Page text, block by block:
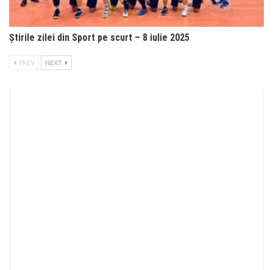
Știrile zilei din Sport pe scurt – 8 iulie 2025
PREV NEXT